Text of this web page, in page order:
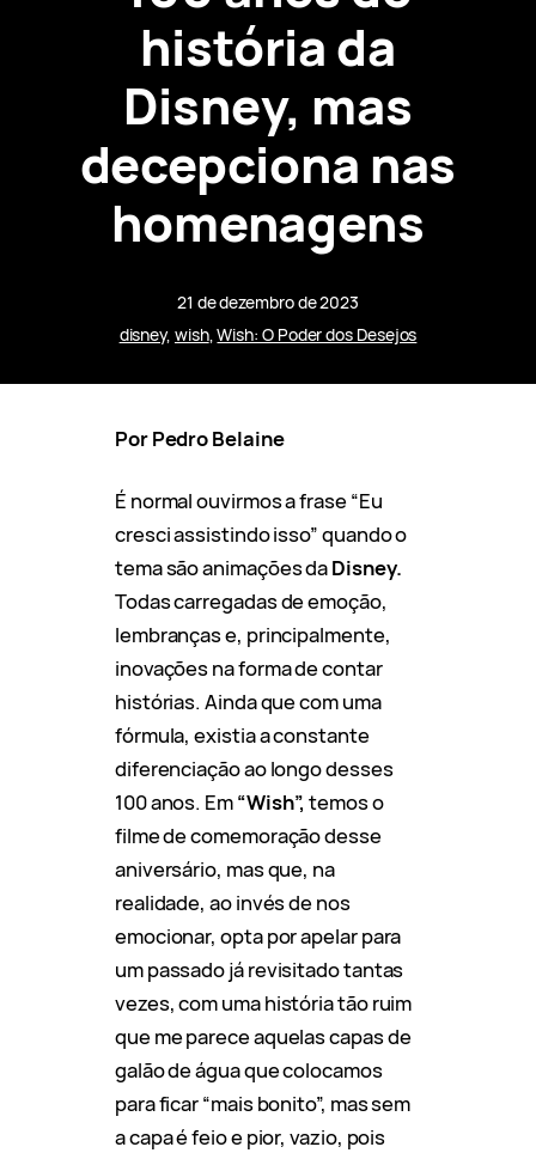
história da
Disney, mas
decepciona nas
homenagens
21 de dezembro de 2023
disney, wish, Wish: O Poder dos Desejos
Por Pedro Belaine
É normal ouvirmos a frase “Eu
cresci assistindo isso” quando o
tema são animações daDisney.
Todas carregadas de emoção,
lembranças e, principalmente,
inovações na forma de contar
histórias. Ainda que com uma
fórmula, existia a constante
diferenciação ao longo desses
100 anos. Em“Wish”, temos o
filme de comemoração desse
aniversário, mas que, na
realidade, ao invés de nos
emocionar, opta por apelar para
um passado já revisitado tantas
vezes, com uma história tão ruim
que me parece aquelas capas de
galão de água que colocamos
para ficar “mais bonito”, mas sem
a capa é feio e pior, vazio, pois